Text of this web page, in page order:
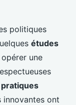
politiques
études
une
innovantes ont